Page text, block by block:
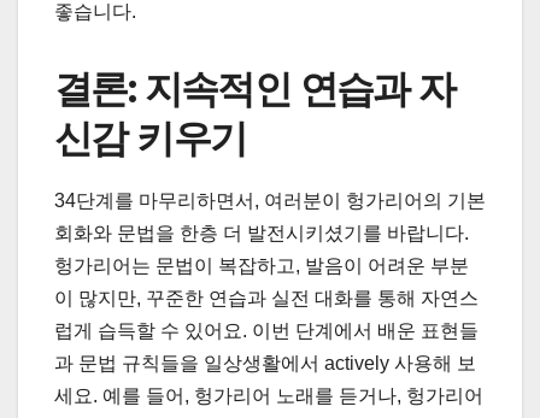
좋습니다.
결론: 지속적인 연습과 자
신감 키우기
34단계를 마무리하면서, 여러분이 헝가리어의 기본
회화와 문법을 한층 더 발전시키셨기를 바랍니다.
헝가리어는 문법이 복잡하고, 발음이 어려운 부분
이 많지만, 꾸준한 연습과 실전 대화를 통해 자연스
럽게 습득할 수 있어요. 이번 단계에서 배운 표현들
과 문법 규칙들을 일상생활에서 actively 사용해 보
세요. 예를 들어, 헝가리어 노래를 듣거나, 헝가리어